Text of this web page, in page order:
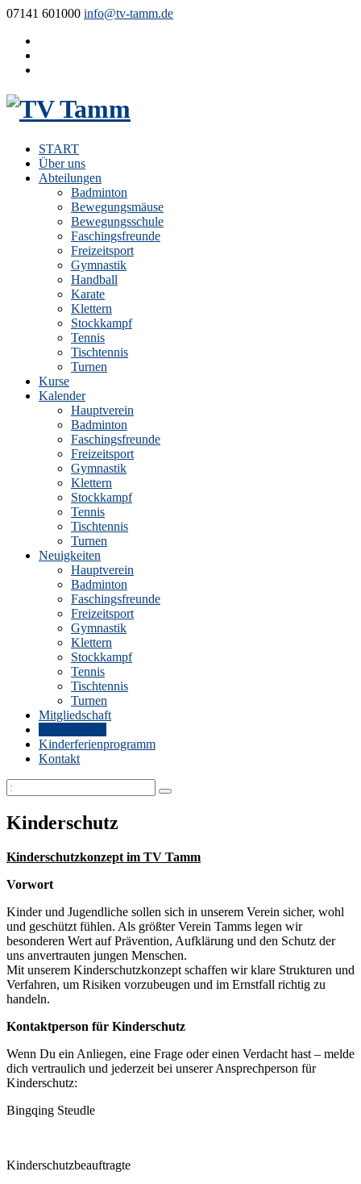
07141 601000 info@tv-tamm.de
START
Über uns
Abteilungen
Badminton
Bewegungsmäuse
Bewegungsschule
Faschingsfreunde
Freizeitsport
Gymnastik
Handball
Karate
Klettern
Stockkampf
Tennis
Tischtennis
Turnen
Kurse
Kalender
Hauptverein
Badminton
Faschingsfreunde
Freizeitsport
Gymnastik
Klettern
Stockkampf
Tennis
Tischtennis
Turnen
Neuigkeiten
Hauptverein
Badminton
Faschingsfreunde
Freizeitsport
Gymnastik
Klettern
Stockkampf
Tennis
Tischtennis
Turnen
Mitgliedschaft
Kinderferienprogramm
Kontakt
Kinderschutz
Kinderschutzkonzept im TV Tamm
Vorwort
Kinder und Jugendliche sollen sich in unserem Verein sicher, wohl
und geschützt fühlen. Als größter Verein Tamms legen wir
besonderen Wert auf Prävention, Aufklärung und den Schutz der
uns anvertrauten jungen Menschen.
Mit unserem Kinderschutzkonzept schaffen wir klare Strukturen und
Verfahren, um Risiken vorzubeugen und im Ernstfall richtig zu
handeln.
Kontaktperson für Kinderschutz
Wenn Du ein Anliegen, eine Frage oder einen Verdacht hast – melde
dich vertraulich und jederzeit bei unserer Ansprechperson für
Kinderschutz:
Bingqing Steudle
Kinderschutzbeauftragte